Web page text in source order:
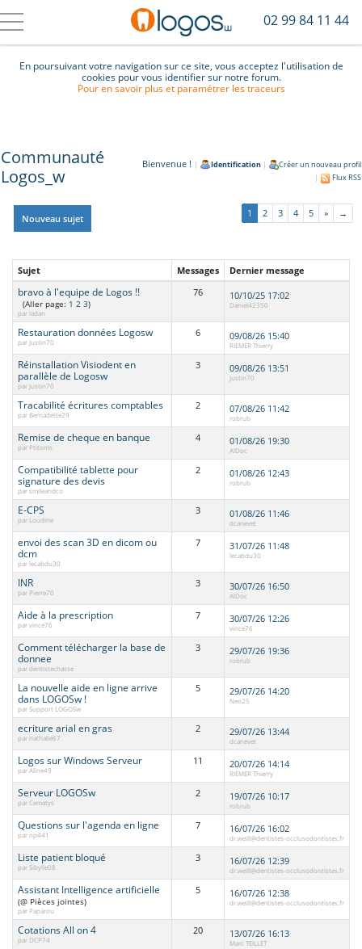
En poursuivant votre navigation sur ce site, vous acceptez l'utilisation de
cookies pour vous identifier sur notre forum.
Pour en savoir plus et paramétrer les traceurs
02 99 84 11 44
Communauté
Logos_w
Bienvenue ! | Identification |
Créer un nouveau profil
|
Flux RSS
Nouveau sujet 1 2 3 4 5 » →
Sujet Messages Dernier message
bravo à l'equipe de Logos !!
(Aller page: 1 2 3)
par ladan
76 10/10/25 17:02
Daniel42350
Restauration données Logosw
par Justin70
6 09/08/26 15:40
RIEMER Thierry
Réinstallation Visiodent en
parallèle de Logosw
par Justin70
3 09/08/26 13:51
Justin70
Tracabilité écritures comptables
par Bernadette29
2 07/08/26 11:42
robrub
Remise de cheque en banque
par Ptitoms
4 01/08/26 19:30
AlDoc
Compatibilité tablette pour
signature des devis
par smileandco
2 01/08/26 12:43
robrub
E-CPS
par Loudine
3 01/08/26 11:46
dcanevet
envoi des scan 3D en dicom ou
dcm
par lecabdu30
7 31/07/26 11:48
lecabdu30
INR
par Pierre70
3 30/07/26 16:50
AlDoc
Aide à la prescription
par vince76
7 30/07/26 12:26
vince76
Comment télécharger la base de
donnee
par dentistechasse
3 29/07/26 19:36
robrub
La nouvelle aide en ligne arrive
dans LOGOSw !
par Support LOGOSw
5 29/07/26 14:20
Neo25
ecriture arial en gras
par nathalie67
2 29/07/26 13:44
dcanevet
Logos sur Windows Serveur
par Aline49
11 20/07/26 14:14
RIEMER Thierry
Serveur LOGOSw
par Cematys
2 19/07/26 10:17
robrub
Questions sur l'agenda en ligne
par np441
7 16/07/26 16:02
dr.weill@dentistes-occlusodontistes.fr
Liste patient bloqué
par Sibylle08
3 16/07/26 12:39
dr.weill@dentistes-occlusodontistes.fr
Assistant Intelligence artificielle
(@ Pièces jointes)
par Paparou
5 16/07/26 12:38
dr.weill@dentistes-occlusodontistes.fr
Cotations All on 4
par DCP74
20 13/07/26 16:13
Marc TEILLET